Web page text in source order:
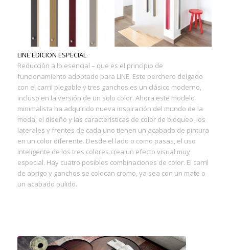
LINE EDICION ESPECIAL
Reducción a lo esencial – que es el principio de
funcionamiento adoptado para LINE. Este perchero delgado
con el carril plegable y tres ganchos es un clásico moderno,
incluso en la versión de un solo color. Ahora este modelo
minimalista ha adquirido nueva inspiración del mundo de la
moda, el diseño y las características de color de bloqueo: los
laterales y frentes de cada uno tienen un acabado de pintura
en un color diferente. Desde el lado o como pasas, el uso
inteligente de los tres colores crea un efecto visual muy
especial. Hay cuatro posibles combinaciones de color. El carril
de abrigo y ganchos se colocan cromo, ya sea con un mate o
un acabado pulido.